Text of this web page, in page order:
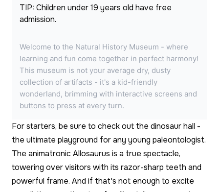
TIP: Children under 19 years old have free
admission.
Welcome to the Natural History Museum - where
learning and fun come together in perfect harmony!
This museum is not your average dry, dusty
collection of artifacts - it's a kid-friendly
wonderland, brimming with interactive screens and
buttons to press at every turn.
For starters, be sure to check out the dinosaur hall -
the ultimate playground for any young paleontologist.
The animatronic Allosaurus is a true spectacle,
towering over visitors with its razor-sharp teeth and
powerful frame. And if that's not enough to excite